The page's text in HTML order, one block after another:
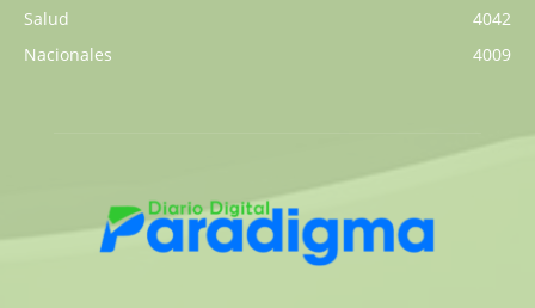
Salud
4042
Nacionales
4009